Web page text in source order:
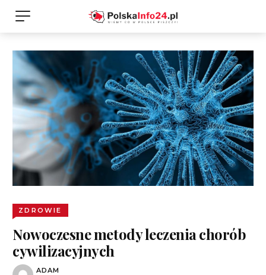
ZDROWIE
Nowoczesne metody leczenia chorób
cywilizacyjnych
ADAM